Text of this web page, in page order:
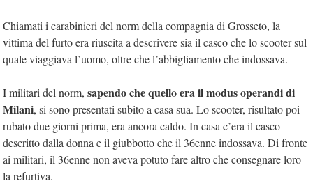
Chiamati i carabinieri del norm della compagnia di Grosseto, la
vittima del furto era riuscita a descrivere sia il casco che lo scooter sul
quale viaggiava l’uomo, oltre che l’abbigliamento che indossava.
I militari del norm, sapendo che quello era il modus operandi di
Milani, si sono presentati subito a casa sua. Lo scooter, risultato poi
rubato due giorni prima, era ancora caldo. In casa c’era il casco
descritto dalla donna e il giubbotto che il 36enne indossava. Di fronte
ai militari, il 36enne non aveva potuto fare altro che consegnare loro
la refurtiva.